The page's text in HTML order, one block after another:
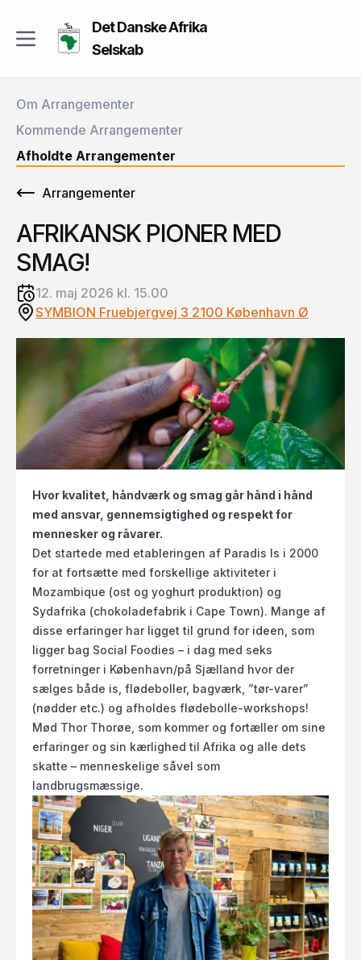
Det Danske Afrika
Selskab
Om Arrangementer
Kommende Arrangementer
Afholdte Arrangementer
Arrangementer
AFRIKANSK PIONER MED
SMAG!
12. maj 2026 kl. 15.00
SYMBION Fruebjergvej 3 2100 København Ø
Hvor kvalitet, håndværk og smag går hånd i hånd
med ansvar, gennemsigtighed og respekt for
mennesker og råvarer.
Det startede med etableringen af Paradis Is i 2000
for at fortsætte med forskellige aktiviteter i
Mozambique (ost og yoghurt produktion) og
Sydafrika (chokoladefabrik i Cape Town). Mange af
disse erfaringer har ligget til grund for ideen, som
ligger bag Social Foodies – i dag med seks
forretninger i København/på Sjælland hvor der
sælges både is, flødeboller, bagværk, ”tør-varer”
(nødder etc.) og afholdes flødebolle-workshops!
Mød Thor Thorøe, som kommer og fortæller om sine
erfaringer og sin kærlighed til Afrika og alle dets
skatte – menneskelige såvel som
landbrugsmæssige.